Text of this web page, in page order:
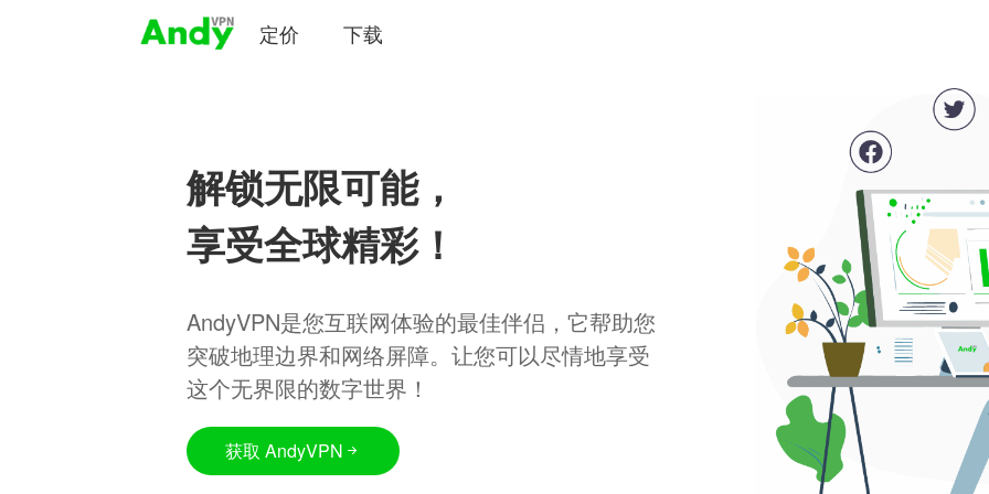
定价 下载
解锁无限可能，
享受全球精彩！
AndyVPN是您互联网体验的最佳伴侣，它帮助您
突破地理边界和网络屏障。让您可以尽情地享受
这个无界限的数字世界！
获取 AndyVPN